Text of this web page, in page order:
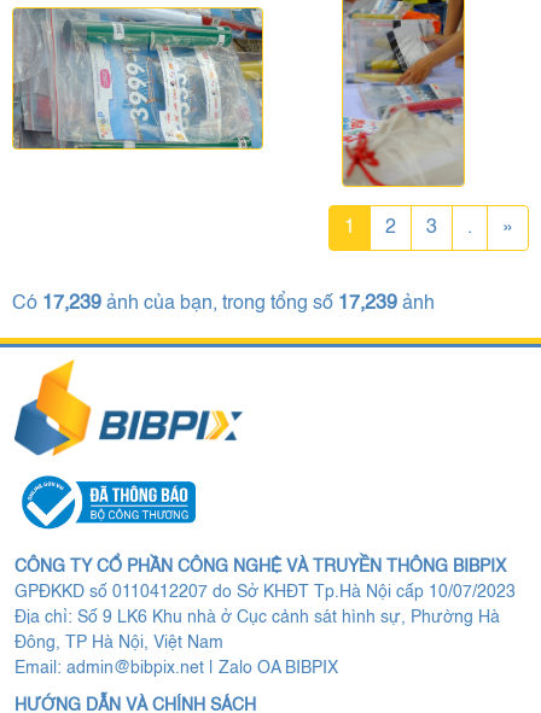
1 2 3 . »
Có 17,239 ảnh của bạn, trong tổng số 17,239 ảnh
CÔNG TY CỔ PHẦN CÔNG NGHỆ VÀ TRUYỀN THÔNG BIBPIX
GPĐKKD số 0110412207 do Sở KHĐT Tp.Hà Nội cấp 10/07/2023
Địa chỉ: Số 9 LK6 Khu nhà ở Cục cảnh sát hình sự, Phường Hà
Đông, TP Hà Nội, Việt Nam
Email: admin@bibpix.net Zalo OA BIBPIX
HƯỚNG DẪN VÀ CHÍNH SÁCH